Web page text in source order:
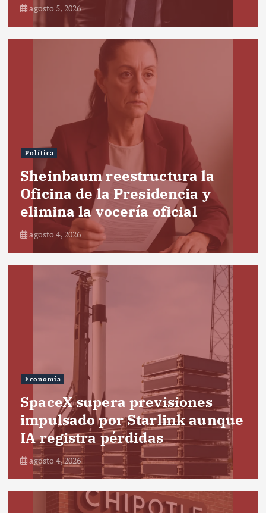
agosto 5, 2026
Política
Sheinbaum reestructura la
Oficina de la Presidencia y
elimina la vocería oficial
agosto 4, 2026
Economía
SpaceX supera previsiones
impulsado por Starlink aunque
IA registra pérdidas
agosto 4, 2026